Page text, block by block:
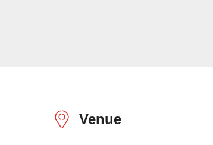
Venue